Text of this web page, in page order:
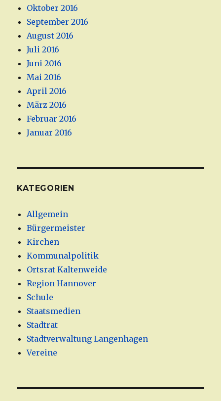
Oktober 2016
September 2016
August 2016
Juli 2016
Juni 2016
Mai 2016
April 2016
März 2016
Februar 2016
Januar 2016
KATEGORIEN
Allgemein
Bürgermeister
Kirchen
Kommunalpolitik
Ortsrat Kaltenweide
Region Hannover
Schule
Staatsmedien
Stadtrat
Stadtverwaltung Langenhagen
Vereine